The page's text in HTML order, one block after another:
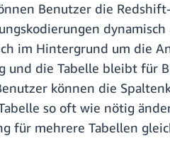
Benutzer die
dynamisch
im Hintergrund um die
und die Tabelle bleibt für
können die
so oft wie nötig
für mehrere Tabellen